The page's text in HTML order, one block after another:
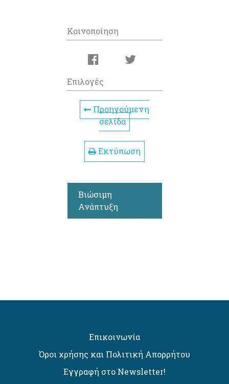
Κοινοποίηση
Επιλογές
Προηγούμενη
σελίδα
Εκτύπωση
Βιώσιμη
Ανάπτυξη
Επικοινωνία
Όροι χρήσης και Πολιτική Απορρήτου
Εγγραφή στο Newsletter!